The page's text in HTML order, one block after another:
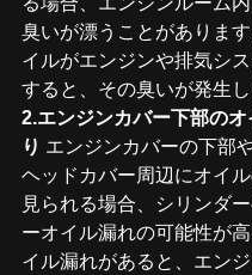
臭いが漂うことがありま
イルがエンジンや排気シ
すると、その臭いが発生し
2.エンジンカバー下部のオ
り エンジンカバーの下部
ヘッドカバー周辺にオイ
見られる場合、シリンダ
ーオイル漏れの可能性が
イル漏れがあると、エン